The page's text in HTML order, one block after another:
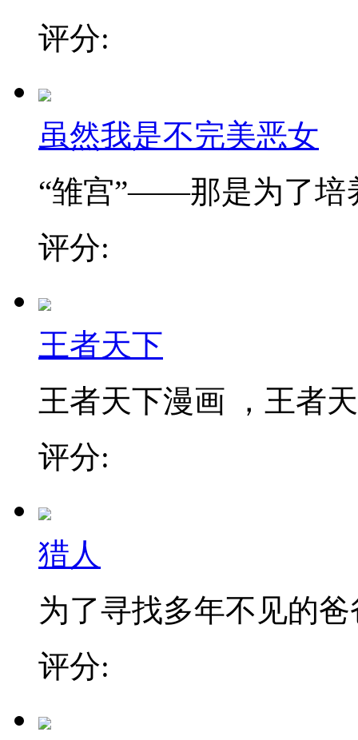
评分:
虽然我是不完美恶女
“雏宫”——那是为了培
评分:
王者天下
王者天下漫画 ，王者
评分:
猎人
为了寻找多年不见的爸
评分: